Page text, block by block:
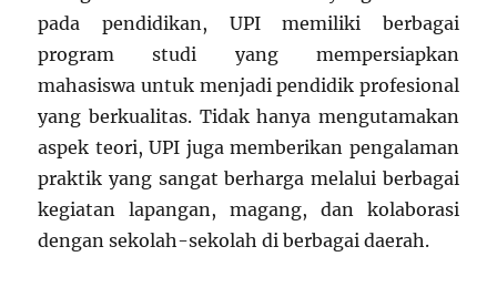
pada pendidikan, UPI memiliki berbagai
program studi yang mempersiapkan
mahasiswa untuk menjadi pendidik profesional
yang berkualitas. Tidak hanya mengutamakan
aspek teori, UPI juga memberikan pengalaman
praktik yang sangat berharga melalui berbagai
kegiatan lapangan, magang, dan kolaborasi
dengan sekolah-sekolah di berbagai daerah.